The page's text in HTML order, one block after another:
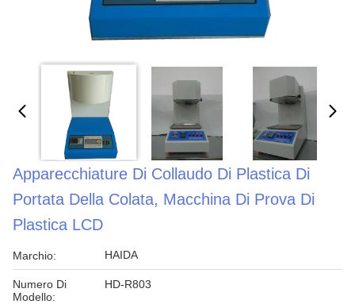
Apparecchiature Di Collaudo Di Plastica Di
Portata Della Colata, Macchina Di Prova Di
Plastica LCD
Marchio: HAIDA
Numero Di
Modello:
HD-R803